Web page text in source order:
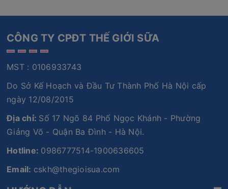
CÔNG TY CPĐT THẾ GIỚI SỮA
MST : 0106933743
Do Sở Kế Hoạch và Đầu Tư Thành Phố Hà Nội cấp
ngày 12/08/2015
Địa chỉ: Số 17 Ngõ 84 Phố Ngọc Khánh - Phường
Giảng Võ - Quận Ba Đình - Hà Nội.
Hotline: 0986777514-1900636605
Email: cskh@thegioisua.com